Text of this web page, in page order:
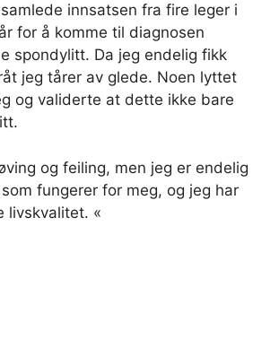
innsatsen fra fire leger i
for å komme til diagnosen
spondylitt. Da jeg endelig fikk
jeg tårer av glede. Noen lyttet
og validerte at dette ikke bare
og feiling, men jeg er endelig
fungerer for meg, og jeg har
livskvalitet. «